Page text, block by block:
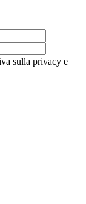
sulla privacy e